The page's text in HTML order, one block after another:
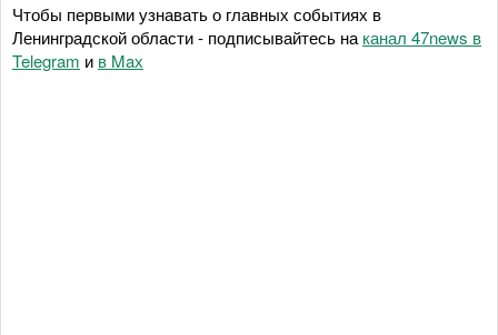
Чтобы первыми узнавать о главных событиях в
Ленинградской области - подписывайтесь на канал 47news в
Telegram и в Maх